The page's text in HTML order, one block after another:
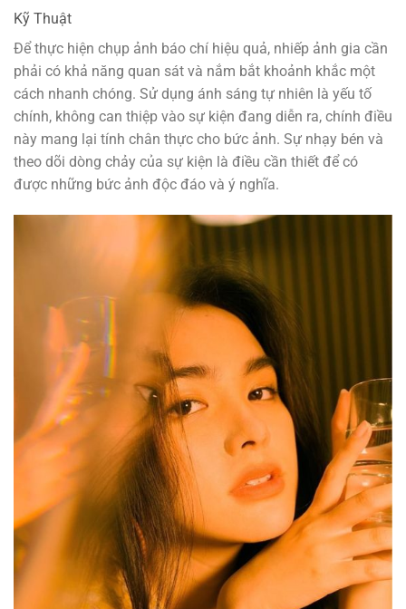
Kỹ Thuật
Để thực hiện chụp ảnh báo chí hiệu quả, nhiếp ảnh gia cần
phải có khả năng quan sát và nắm bắt khoảnh khắc một
cách nhanh chóng. Sử dụng ánh sáng tự nhiên là yếu tố
chính, không can thiệp vào sự kiện đang diễn ra, chính điều
này mang lại tính chân thực cho bức ảnh. Sự nhạy bén và
theo dõi dòng chảy của sự kiện là điều cần thiết để có
được những bức ảnh độc đáo và ý nghĩa.